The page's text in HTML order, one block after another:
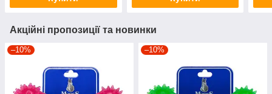
Акційні пропозиції та новинки
–10% –10%